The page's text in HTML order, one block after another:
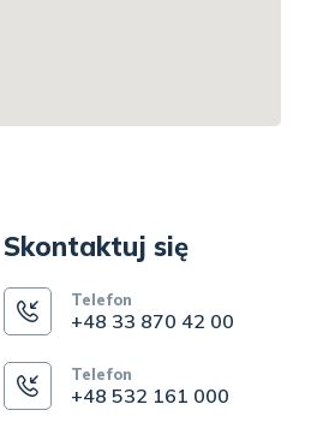
Skontaktuj się
Telefon
+48 33 870 42 00
Telefon
+48 532 161 000